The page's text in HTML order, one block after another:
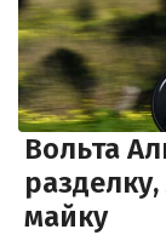
Вольта
майку